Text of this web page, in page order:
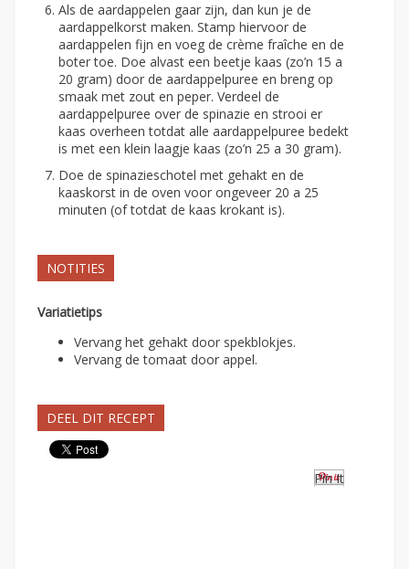
Als de aardappelen gaar zijn, dan kun je de
aardappelkorst maken. Stamp hiervoor de
aardappelen fijn en voeg de crème fraîche en de
boter toe. Doe alvast een beetje kaas (zo’n 15 a
20 gram) door de aardappelpuree en breng op
smaak met zout en peper. Verdeel de
aardappelpuree over de spinazie en strooi er
kaas overheen totdat alle aardappelpuree bedekt
is met een klein laagje kaas (zo’n 25 a 30 gram).
Doe de spinazieschotel met gehakt en de
kaaskorst in de oven voor ongeveer 20 a 25
minuten (of totdat de kaas krokant is).
NOTITIES
Variatietips
Vervang het gehakt door spekblokjes.
Vervang de tomaat door appel.
DEEL DIT RECEPT
Pin It